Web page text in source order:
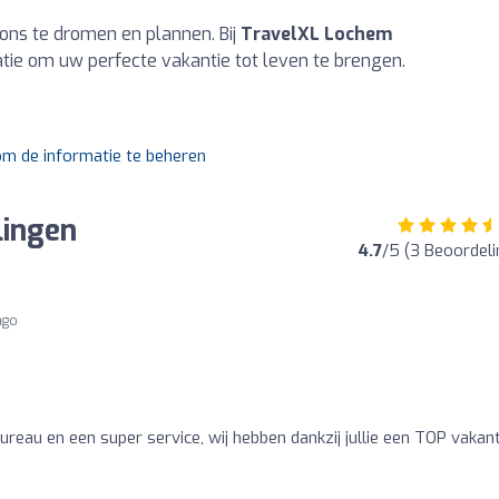
te dromen en plannen. Bij TravelXL Lochem
om uw perfecte vakantie tot leven te brengen.
de informatie te beheren
4.7/5 (3
en een super service, wij hebben dankzij jullie een TOP